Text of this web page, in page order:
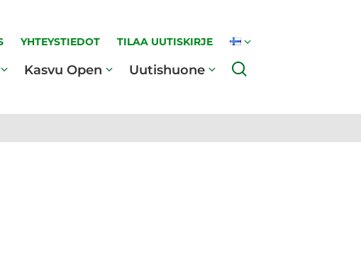
YHTEYSTIEDOT TILAA UUTISKIRJE
Kasvu Open Uutishuone